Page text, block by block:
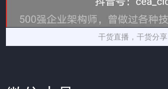
干货直播，干货分享